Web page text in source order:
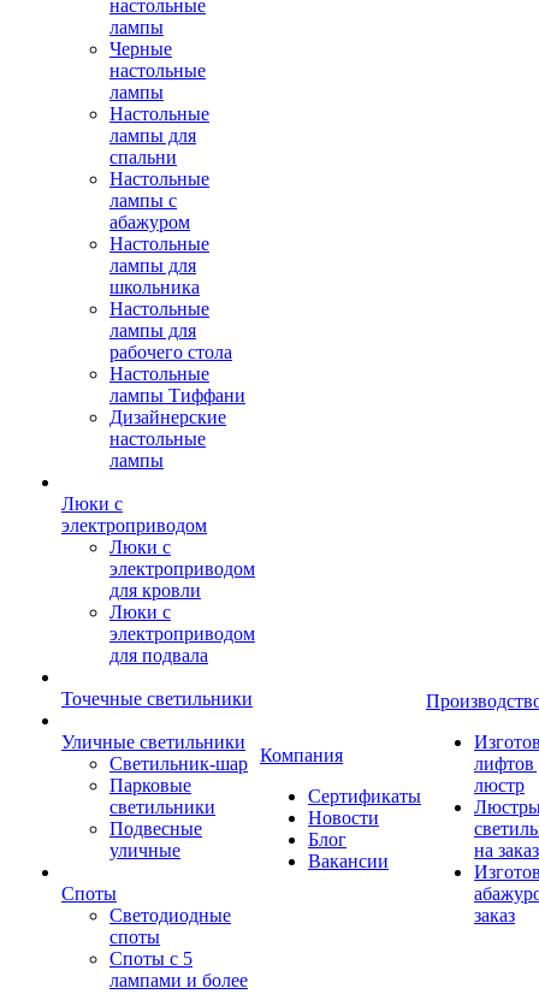
настольные
лампы
Черные
настольные
лампы
Настольные
лампы для
спальни
Настольные
лампы с
абажуром
Настольные
лампы для
школьника
Настольные
лампы для
рабочего стола
Настольные
лампы Тиффани
Дизайнерские
настольные
лампы
Люки с
электроприводом
Люки с
электроприводом
для кровли
Люки с
электроприводом
для подвала
Точечные светильники
Уличные светильники
Светильник-шар
Парковые
светильники
Подвесные
уличные
Споты
Светодиодные
споты
Споты с 5
лампами и более
Компания
Сертификаты
Новости
Блог
Вакансии
лифтов
люстр
на заказ
заказ